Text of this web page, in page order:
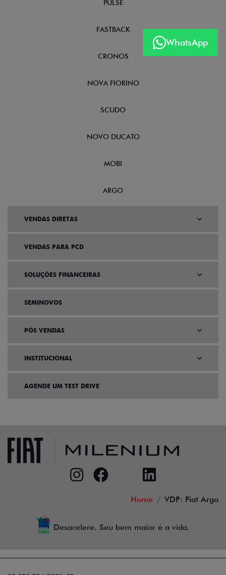
WhatsApp
PULSE
FASTBACK
CRONOS
NOVA FIORINO
SCUDO
NOVO DUCATO
MOBI
ARGO
VENDAS DIRETAS
VENDAS PARA PCD
SOLUÇÕES FINANCEIRAS
SEMINOVOS
PÓS VENDAS
INSTITUCIONAL
AGENDE UM TEST DRIVE
Home VDP: Fiat Argo
Desacelere. Seu bem maior é a vida.